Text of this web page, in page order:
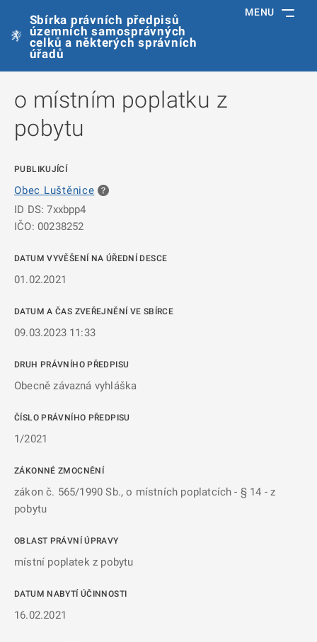
Sbírka právních předpisů
územních samosprávných
celků a některých správních
úřadů
MENU
o místním poplatku z
pobytu
PUBLIKUJÍCÍ
Obec Luštěnice
ID DS: 7xxbpp4
IČO: 00238252
DATUM VYVĚŠENÍ NA ÚŘEDNÍ DESCE
01.02.2021
DATUM A ČAS ZVEŘEJNĚNÍ VE SBÍRCE
09.03.2023 11:33
DRUH PRÁVNÍHO PŘEDPISU
Obecně závazná vyhláška
ČÍSLO PRÁVNÍHO PŘEDPISU
1/2021
ZÁKONNÉ ZMOCNĚNÍ
zákon č. 565/1990 Sb., o místních poplatcích - § 14 - z
pobytu
OBLAST PRÁVNÍ ÚPRAVY
místní poplatek z pobytu
DATUM NABYTÍ ÚČINNOSTI
16.02.2021